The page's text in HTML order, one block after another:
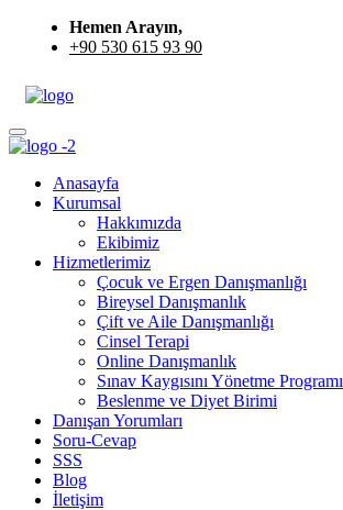
Hemen Arayın,
+90 530 615 93 90
Anasayfa
Kurumsal
Hakkımızda
Ekibimiz
Hizmetlerimiz
Çocuk ve Ergen Danışmanlığı
Bireysel Danışmanlık
Çift ve Aile Danışmanlığı
Cinsel Terapi
Online Danışmanlık
Sınav Kaygısını Yönetme Programı
Beslenme ve Diyet Birimi
Danışan Yorumları
Soru-Cevap
SSS
Blog
İletişim